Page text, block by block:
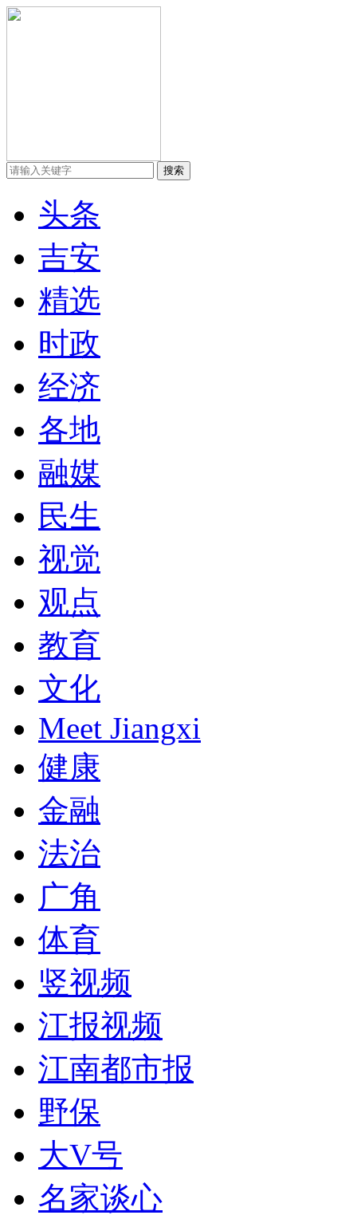
头条
吉安
精选
时政
经济
各地
融媒
民生
视觉
观点
教育
文化
Meet Jiangxi
健康
金融
法治
广角
体育
竖视频
江报视频
江南都市报
野保
大V号
名家谈心